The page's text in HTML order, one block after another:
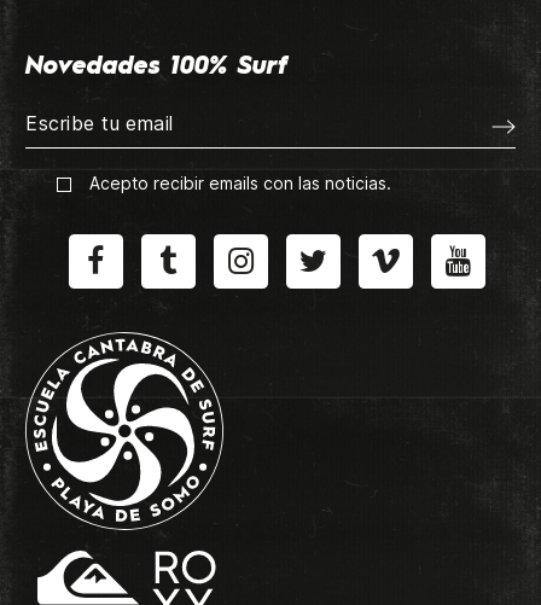
Novedades 100% Surf
Acepto recibir emails con las noticias.